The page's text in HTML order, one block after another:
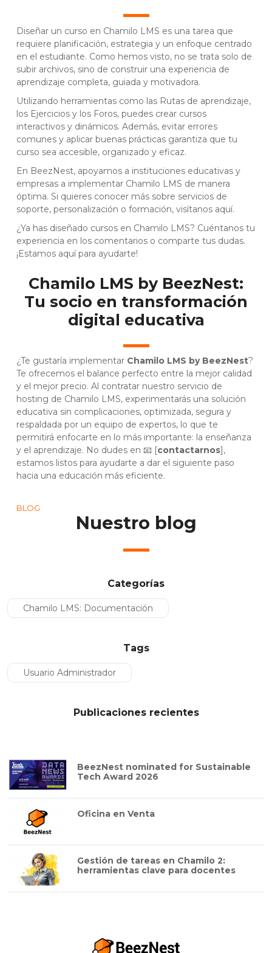
Diseñar un curso en Chamilo LMS es una tarea que
requiere planificación, estrategia y un enfoque centrado
en el estudiante. Como hemos visto, no se trata solo de
subir archivos, sino de construir una experiencia de
aprendizaje completa, guiada y motivadora.
Utilizando herramientas como las Rutas de aprendizaje,
los Ejercicios y los Foros, puedes crear cursos
interactivos y dinámicos. Además, evitar errores
comunes y aplicar buenas prácticas garantiza que tu
curso sea accesible, organizado y eficaz.
En BeezNest, apoyamos a instituciones educativas y
empresas a implementar Chamilo LMS de manera
óptima. Si quieres conocer más sobre servicios de
soporte, personalización o formación, visítanos aquí.
¿Ya has diseñado cursos en Chamilo LMS? Cuéntanos tu
experiencia en los comentarios o comparte tus dudas.
¡Estamos aquí para ayudarte!
Chamilo LMS by BeezNest:
Tu socio en transformación
digital educativa
¿Te gustaría implementar Chamilo LMS by BeezNest?
Te ofrecemos el balance perfecto entre la mejor calidad
y el mejor precio. Al contratar nuestro servicio de
hosting de Chamilo LMS, experimentarás una solución
educativa sin complicaciones, optimizada, segura y
respaldada por un equipo de expertos, lo que te
permitirá enfocarte en lo más importante: la enseñanza
y el aprendizaje. No dudes en 📧 [contactarnos],
estamos listos para ayudarte a dar el siguiente paso
hacia una educación más eficiente.
BLOG
Nuestro blog
Categorías
Chamilo LMS: Documentación
Tags
Usuario Administrador
Publicaciones recientes
BeezNest nominated for Sustainable
Tech Award 2026
Oficina en Venta
Gestión de tareas en Chamilo 2:
herramientas clave para docentes